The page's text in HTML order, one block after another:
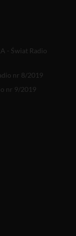
- Świat Radio
nr 8/2019
nr 9/2019